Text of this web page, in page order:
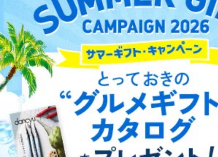
場合
③国の機関又は地方公共団体が法令の定める事務を遂行
することに対して協力する必要がある場合であって、利
用目的を本人に通知し、又は公表することによって当該
事務の遂行に支障を及ぼすおそれがあるとき
④開示対象個人情報の利用目的が明らかな場合
開示対象個人情報については、保有個人データの本人ま
たはその代理人からの利用目的の通知、開示、変更等
（内容の訂正、追加または削除）、利用停止等（「利用
の停止または消去」「第三者への提供の停止」）の求め
に対応させていただいております。 当社顧客の皆様の
個人情報は「マイページ」にログインしていただくこと
で、訂正、追加、変更を行っていただくことが出来ま
す。マイページをご利用いただけない方、その他の方に
つきましては、下記Aをご覧ください。 また、ご登録い
ただいた個人情報のうち、市町村などの名称および郵便
ご利用方法はこちら
総合案内
アフィリエイト 採用情報
プレスリリース お問い合わせ
利用規約プライバシーポリシー 特定商取引法に基づく表示
出版社の皆様へ
投資家の皆様へサイトマップ